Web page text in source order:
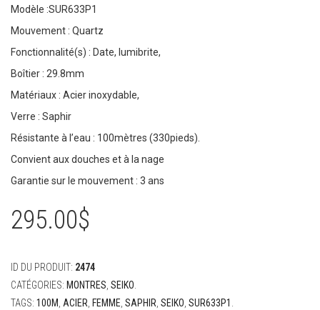
Modèle :SUR633P1
Mouvement : Quartz
Fonctionnalité(s) : Date, lumibrite,
Boîtier : 29.8mm
Matériaux : Acier inoxydable,
Verre : Saphir
Résistante à l’eau : 100mètres (330pieds).
Convient aux douches et à la nage
Garantie sur le mouvement : 3 ans
295.00$
ID DU PRODUIT: 2474
CATÉGORIES: MONTRES SEIKO
TAGS: 100M ACIER FEMME SAPHIR SEIKO SUR633P1